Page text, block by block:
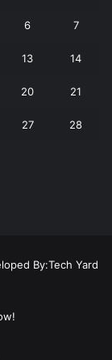
6 7
13 14
20 21
27 28
By:Tech Yard